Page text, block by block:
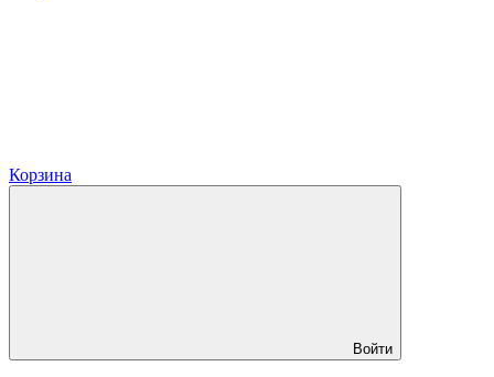
Корзина
Войти